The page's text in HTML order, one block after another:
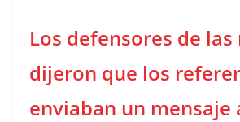
Los defensores de
dijeron que los
enviaban un mensaje